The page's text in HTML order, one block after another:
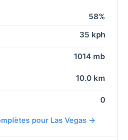
58%
35 kph
1014 mb
10.0 km
0
pour Las Vegas →